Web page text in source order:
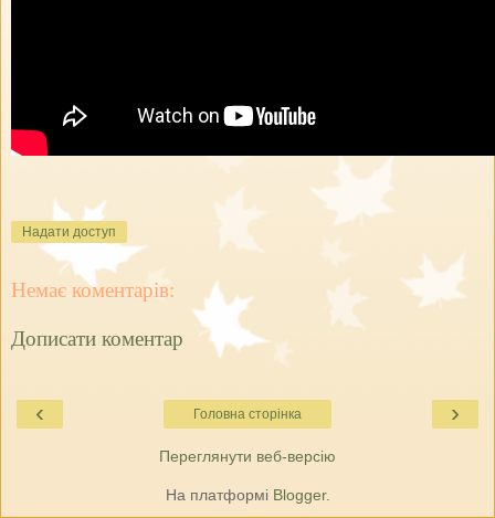
Надати доступ
Немає коментарів:
Дописати коментар
‹ ›
Головна сторінка
Переглянути веб-версію
На платформі Blogger.